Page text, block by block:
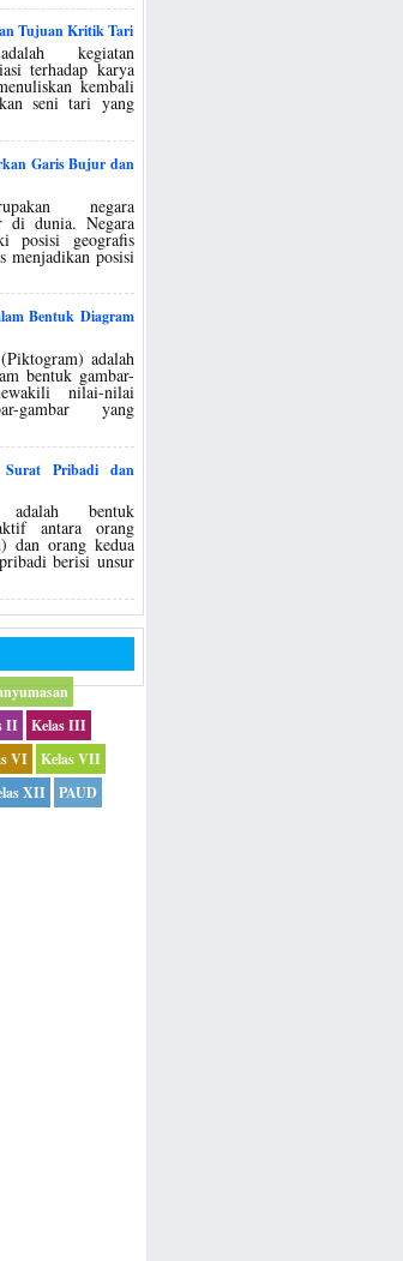
Tujuan Kritik Tari
kegiatan
terhadap karya
kembali
seni tari yang
Garis Bujur dan
negara
di dunia. Negara
posisi geografis
menjadikan posisi
Bentuk Diagram
adalah
bentuk gambar-
nilai-nilai
gambar yang
Pribadi dan
bentuk
antara orang
dan orang kedua
berisi unsur
II
Kelas III
VI
Kelas VII
XII
PAUD